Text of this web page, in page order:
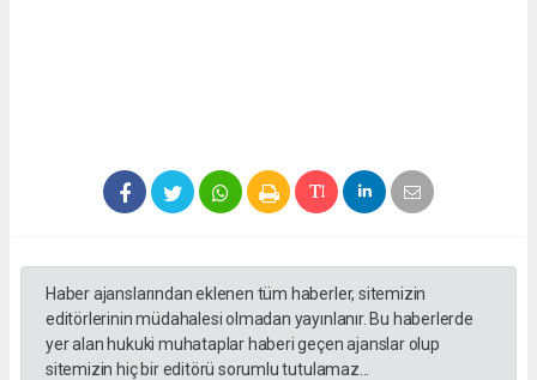
Haber ajanslarından eklenen tüm haberler, sitemizin
editörlerinin müdahalesi olmadan yayınlanır. Bu haberlerde
yer alan hukuki muhataplar haberi geçen ajanslar olup
sitemizin hiç bir editörü sorumlu tutulamaz...